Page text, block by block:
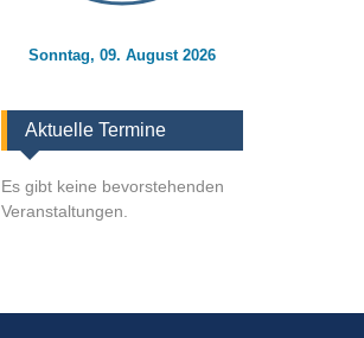
Sonntag, 09. August 2026
Aktuelle Termine
Es gibt keine bevorstehenden
Veranstaltungen.